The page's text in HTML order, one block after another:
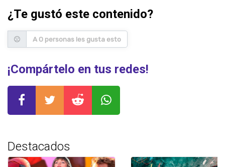
¿Te gustó este contenido?
A 0 personas les gusta esto
¡Compártelo en tus redes!
Destacados